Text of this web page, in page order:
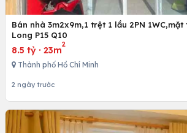
Bán nhà 3m2x9m,1 trệt 1 lầu 2PN 1WC,mặt
Long P15 Q10
8.5 tỷ · 23m
2
Thành phố Hồ Chí Minh
2 ngày trước